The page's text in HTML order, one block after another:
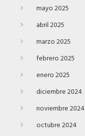
mayo 2025
abril 2025
marzo 2025
febrero 2025
enero 2025
diciembre 2024
noviembre 2024
octubre 2024